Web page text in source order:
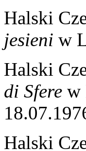
Halski
jesieni w
Halski
di Sfere w
Halski